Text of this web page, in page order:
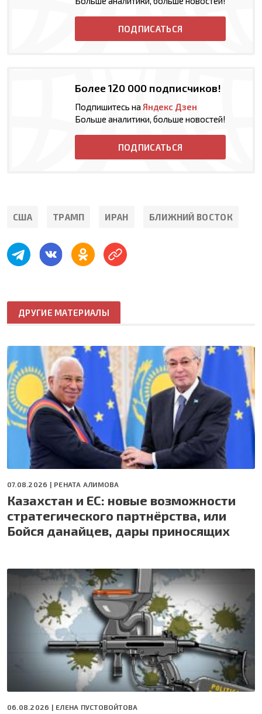
ПОДПИСАТЬСЯ
Более 120 000 подписчиков!
Подпишитесь на Яндекс Дзен
Больше аналитики, больше новостей!
ПОДПИСАТЬСЯ
США ТРАМП ИРАН БЛИЖНИЙ ВОСТОК
ДРУГИЕ МАТЕРИАЛЫ
07.08.2026 | РЕНАТА АЛИМОВА
Казахстан и ЕС: новые возможности
стратегического партнёрства, или
Бойся данайцев, дары приносящих
06.08.2026 | ЕЛЕНА ПУСТОВОЙТОВА